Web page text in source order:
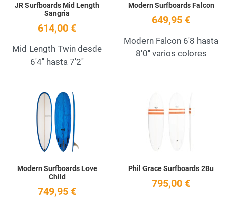
JR Surfboards Mid Length
Sangria
614,00 €
Mid Length Twin desde
6'4'' hasta 7'2''
Modern Surfboards Falcon
649,95 €
Modern Falcon 6'8 hasta
8'0'' varios colores
Quick View
Modern Surfboards Love
Child
749,95 €
Phil Grace Surfboards 2Bu
795,00 €